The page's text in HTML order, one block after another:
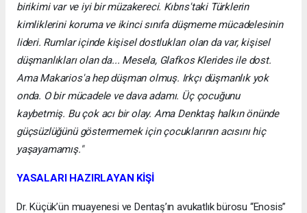
birikimi var ve iyi bir müzakereci. Kıbrıs'taki Türklerin
kimliklerini koruma ve ikinci sınıfa düşmeme mücadelesinin
lideri. Rumlar içinde kişisel dostlukları olan da var, kişisel
düşmanlıkları olan da... Mesela, Glafkos Klerides ile dost.
Ama Makarios'a hep düşman olmuş. Irkçı düşmanlık yok
onda. O bir mücadele ve dava adamı. Üç çocuğunu
kaybetmiş. Bu çok acı bir olay. Ama Denktaş halkın önünde
güçsüzlüğünü göstermemek için çocuklarının acısını hiç
yaşayamamış."
YASALARI HAZIRLAYAN KİŞİ
Dr. Küçük’ün muayenesi ve Dentaş’ın avukatlık bürosu “Enosis”